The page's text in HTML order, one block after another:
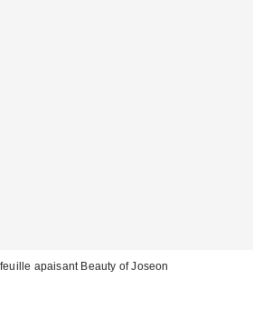
apaisant Beauty of Joseon